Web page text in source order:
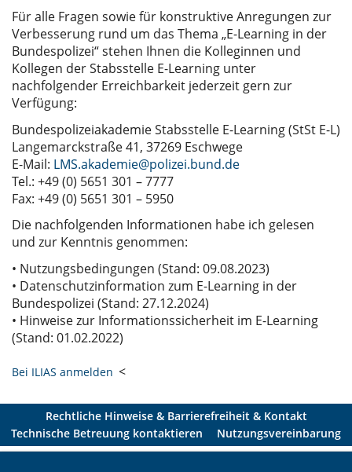
Für alle Fragen sowie für konstruktive Anregungen zur
Verbesserung rund um das Thema „E-Learning in der
Bundespolizei“ stehen Ihnen die Kolleginnen und
Kollegen der Stabsstelle E-Learning unter
nachfolgender Erreichbarkeit jederzeit gern zur
Verfügung:
Bundespolizeiakademie Stabsstelle E-Learning (StSt E-L)
Langemarckstraße 41, 37269 Eschwege
E-Mail: LMS.akademie@polizei.bund.de
Tel.: +49 (0) 5651 301 – 7777
Fax: +49 (0) 5651 301 – 5950
Die nachfolgenden Informationen habe ich gelesen
und zur Kenntnis genommen:
• Nutzungsbedingungen (Stand: 09.08.2023)
• Datenschutzinformation zum E-Learning in der
Bundespolizei (Stand: 27.12.2024)
• Hinweise zur Informationssicherheit im E-Learning
(Stand: 01.02.2022)
Bei ILIAS anmelden <
Rechtliche Hinweise & Barrierefreiheit & Kontakt
Technische Betreuung kontaktieren
Nutzungsvereinbarung